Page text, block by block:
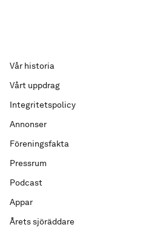
Vår historia
Vårt uppdrag
Integritetspolicy
Annonser
Föreningsfakta
Pressrum
Podcast
Appar
Årets sjöräddare